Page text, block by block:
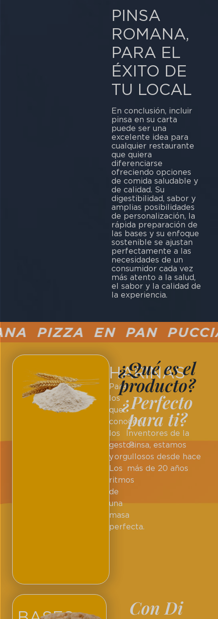
PINSA
ROMANA,
PARA EL
ÉXITO DE
TU LOCAL
En conclusión, incluir
pinsa en su carta
puede ser una
excelente idea para
cualquier restaurante
que quiera
diferenciarse
ofreciendo opciones
de comida saludable y
de calidad. Su
digestibilidad, sabor y
amplias posibilidades
de personalización, la
rápida preparación de
las bases y su enfoque
sostenible se ajustan
perfectamente a las
necesidades de un
consumidor cada vez
más atento a la salud,
el sabor y la calidad de
la experiencia.
PIZZA EN PAN PUCCIA
HARINAS
Para
los
que
conocen
los
gestos
y
Los
ritmos
de
una
masa
perfecta.
¿Qué es el
producto?
¿Perfecto
para ti?
Inventores de la
Pinsa, estamos
orgullosos desde hace
más de 20 años
Con Di